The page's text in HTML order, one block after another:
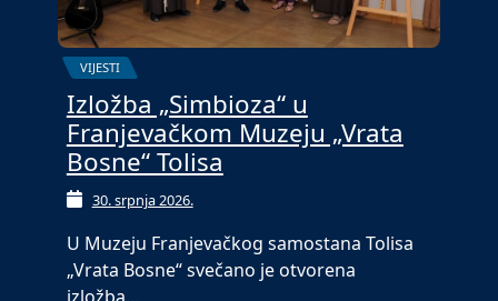
VIJESTI
Izložba „Simbioza“ u
Franjevačkom Muzeju „Vrata
Bosne“ Tolisa
30. srpnja 2026.
U Muzeju Franjevačkog samostana Tolisa
„Vrata Bosne“ svečano je otvorena